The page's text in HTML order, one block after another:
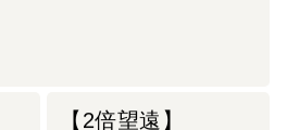
【2倍望遠】